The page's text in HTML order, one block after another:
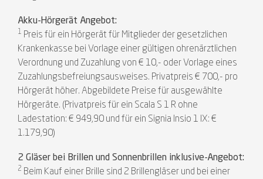
Akku-Hörgerät Angebot:
1 Preis für ein Hörgerät für Mitglieder der gesetzlichen
Krankenkasse bei Vorlage einer gültigen ohrenärztlichen
Verordnung und Zuzahlung von € 10,- oder Vorlage eines
Zuzahlungsbefreiungsausweises. Privatpreis € 700,- pro
Hörgerät höher. Abgebildete Preise für ausgewählte
Hörgeräte. (Privatpreis für ein Scala S 1 R ohne
Ladestation: € 949,90 und für ein Signia Insio 1 IX: €
1.179,90)
2 Gläser bei Brillen und Sonnenbrillen inklusive-Angebot:
2 Beim Kauf einer Brille sind 2 Brillengläser und bei einer